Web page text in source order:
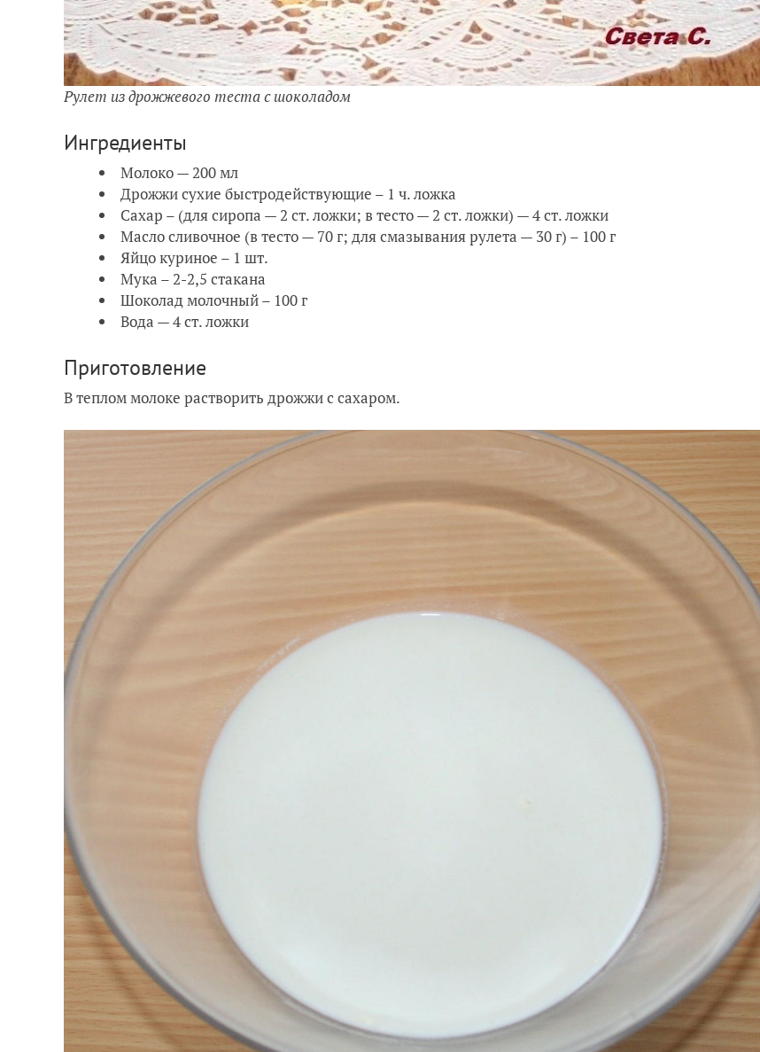
Рулет из дрожжевого теста с шоколадом
Ингредиенты
Молоко — 200 мл
Дрожжи сухие быстродействующие – 1 ч. ложка
Сахар – (для сиропа — 2 ст. ложки; в тесто — 2 ст. ложки) — 4 ст. ложки
Масло сливочное (в тесто — 70 г; для смазывания рулета — 30 г) – 100 г
Яйцо куриное – 1 шт.
Мука – 2-2,5 стакана
Шоколад молочный – 100 г
Вода — 4 ст. ложки
Приготовление
В теплом молоке растворить дрожжи с сахаром.